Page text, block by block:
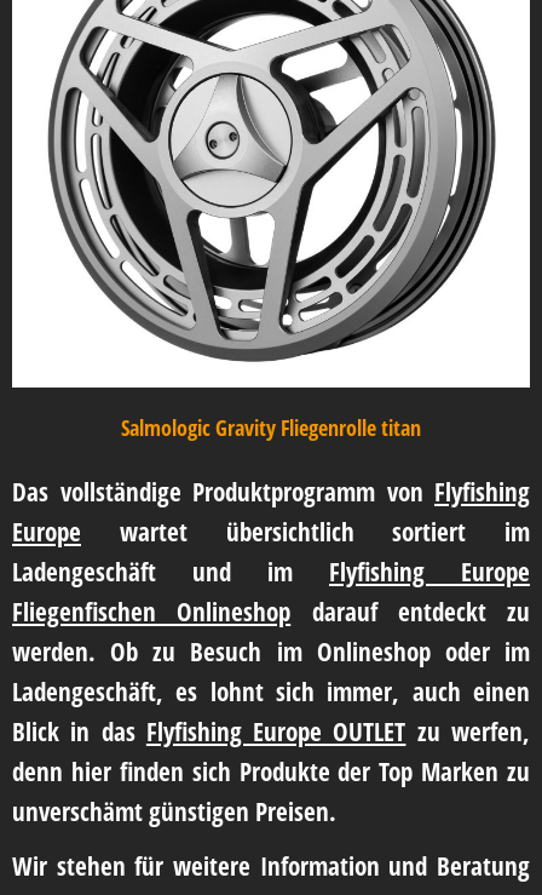
Salmologic Gravity Fliegenrolle titan
Das vollständige Produktprogramm von Flyfishing
Europe wartet übersichtlich sortiert im
Ladengeschäft und im Flyfishing Europe
Fliegenfischen Onlineshop darauf entdeckt zu
werden. Ob zu Besuch im Onlineshop oder im
Ladengeschäft, es lohnt sich immer, auch einen
Blick in das Flyfishing Europe OUTLET zu werfen,
denn hier finden sich Produkte der Top Marken zu
unverschämt günstigen Preisen.
Wir stehen für weitere Information und Beratung